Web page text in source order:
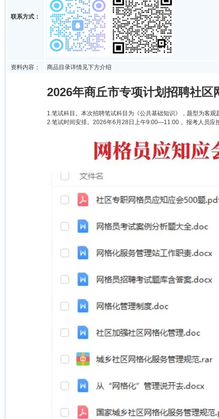
联系方式：
资料内容： 商品目录详情见下方介绍
2026年商丘市专项计划招聘社区
1.笔试科目。本次招聘笔试科目为《公共基础知识》，题型为客
2.笔试时间安排。2026年6月28日上午9:00—11:00 。报考人员应